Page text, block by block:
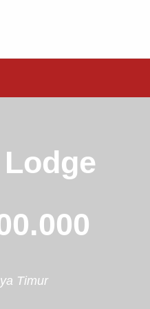
Timur